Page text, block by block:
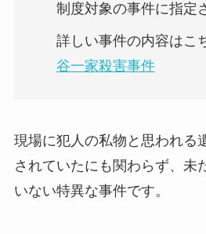
制度対象の事件に指定
詳しい事件の内容はこ
谷一家殺害事件
現場に犯人の私物と思われる
されていたにも関わらず、未
いない特異な事件です。